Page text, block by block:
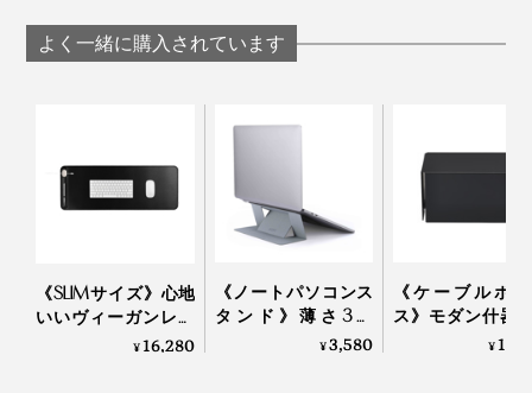
お店を経営されているなら、メニュー表などの収納にも
よさそう。洗練されたインテリアにもマッチします。
早速使い始めて1ヶ月。僕は、デスクの左右にひとつず
脳系）、左には処理する必要のある書類や郵便（左脳
系）を入れて、使い分けています。
よく一緒に購入されています
《SLIMサイズ》心地
いいヴィーガンレザ
ーの手触り、自然と
¥16,280
《ノートパソコンス
タンド》薄さ3ミ
リ！目線が上がっ
¥3,580
《ケーブルボ
ス》モダン什器
カーが作ったス
¥